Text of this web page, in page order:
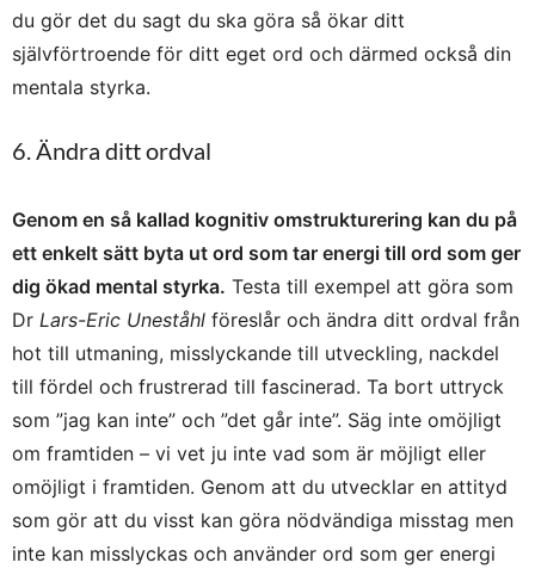
du gör det du sagt du ska göra så ökar ditt
självförtroende för ditt eget ord och därmed också din
mentala styrka.
6. Ändra ditt ordval
Genom en så kallad kognitiv omstrukturering kan du på
ett enkelt sätt byta ut ord som tar energi till ord som ger
dig ökad mental styrka. Testa till exempel att göra som
Dr Lars-Eric Uneståhl föreslår och ändra ditt ordval från
hot till utmaning, misslyckande till utveckling, nackdel
till fördel och frustrerad till fascinerad. Ta bort uttryck
som ”jag kan inte” och ”det går inte”. Säg inte omöjligt
om framtiden – vi vet ju inte vad som är möjligt eller
omöjligt i framtiden. Genom att du utvecklar en attityd
som gör att du visst kan göra nödvändiga misstag men
inte kan misslyckas och använder ord som ger energi